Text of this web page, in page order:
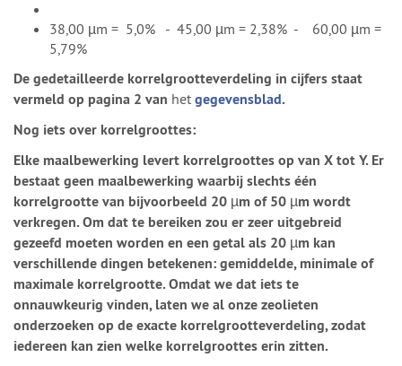
38,00 µm = 5,0% - 45,00 µm = 2,38% - 60,00 µm =
5,79%
De gedetailleerde korrelgrootteverdeling in cijfers staat
vermeld op pagina 2 van het gegevensblad.
Nog iets over korrelgroottes:
Elke maalbewerking levert korrelgroottes op van X tot Y. Er
bestaat geen maalbewerking waarbij slechts één
korrelgrootte van bijvoorbeeld 20 µm of 50 µm wordt
verkregen. Om dat te bereiken zou er zeer uitgebreid
gezeefd moeten worden en een getal als 20 µm kan
verschillende dingen betekenen: gemiddelde, minimale of
maximale korrelgrootte. Omdat we dat iets te
onnauwkeurig vinden, laten we al onze zeolieten
onderzoeken op de exacte korrelgrootteverdeling, zodat
iedereen kan zien welke korrelgroottes erin zitten.